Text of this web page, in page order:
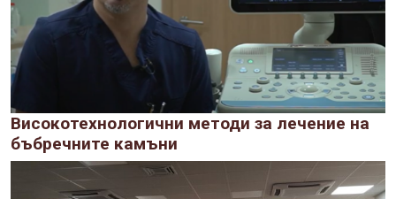
Високотехнологични методи за лечение на
бъбречните камъни